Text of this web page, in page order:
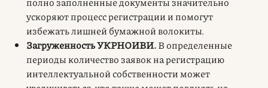
ускоряют процесс регистрации и помогут
избежать лишней бумажной волокиты.
Загруженность УКРНОИВИ.В определенные
периоды количество заявок на регистрацию
интеллектуальной собственности может